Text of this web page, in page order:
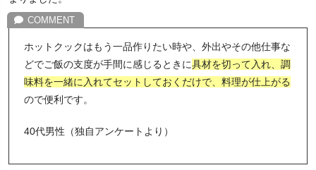
ホットクックはもう一品作りたい時や、外出やその他仕事な
どでご飯の支度が手間に感じるときに具材を切って入れ、調
味料を一緒に入れてセットしておくだけで、料理が仕上がる
ので便利です。
40代男性（独自アンケートより）